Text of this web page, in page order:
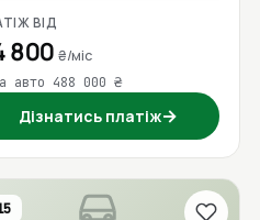
ВІД
800₴/міс
авто 488 000 ₴
Дізнатись платіж→